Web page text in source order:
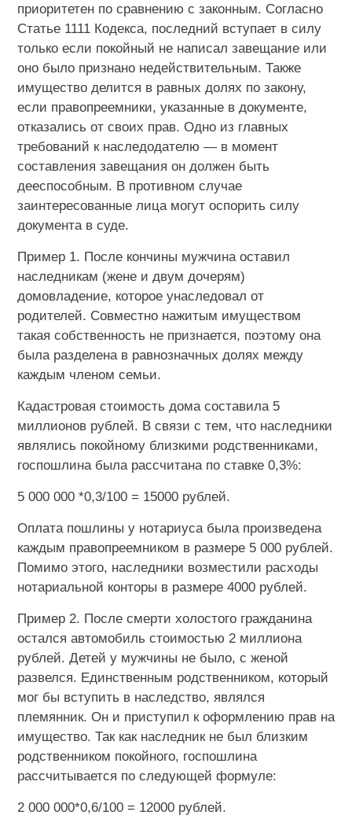
приоритетен по сравнению с законным. Согласно
Статье 1111 Кодекса, последний вступает в силу
только если покойный не написал завещание или
оно было признано недействительным. Также
имущество делится в равных долях по закону,
если правопреемники, указанные в документе,
отказались от своих прав. Одно из главных
требований к наследодателю — в момент
составления завещания он должен быть
дееспособным. В противном случае
заинтересованные лица могут оспорить силу
документа в суде.
Пример 1. После кончины мужчина оставил
наследникам (жене и двум дочерям)
домовладение, которое унаследовал от
родителей. Совместно нажитым имуществом
такая собственность не признается, поэтому она
была разделена в равнозначных долях между
каждым членом семьи.
Кадастровая стоимость дома составила 5
миллионов рублей. В связи с тем, что наследники
являлись покойному близкими родственниками,
госпошлина была рассчитана по ставке 0,3%:
5 000 000 *0,3/100 = 15000 рублей.
Оплата пошлины у нотариуса была произведена
каждым правопреемником в размере 5 000 рублей.
Помимо этого, наследники возместили расходы
нотариальной конторы в размере 4000 рублей.
Пример 2. После смерти холостого гражданина
остался автомобиль стоимостью 2 миллиона
рублей. Детей у мужчины не было, с женой
развелся. Единственным родственником, который
мог бы вступить в наследство, являлся
племянник. Он и приступил к оформлению прав на
имущество. Так как наследник не был близким
родственником покойного, госпошлина
рассчитывается по следующей формуле:
2 000 000*0,6/100 = 12000 рублей.